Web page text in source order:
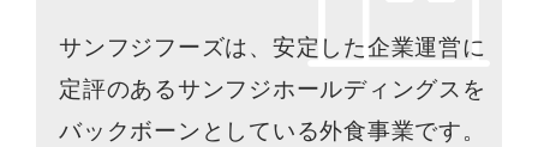
サンフジフーズは、安定した企業運営に
定評のあるサンフジホールディングスを
バックボーンとしている外食事業です。